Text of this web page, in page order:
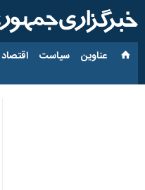
عناوین‌ سیاست اقتصاد